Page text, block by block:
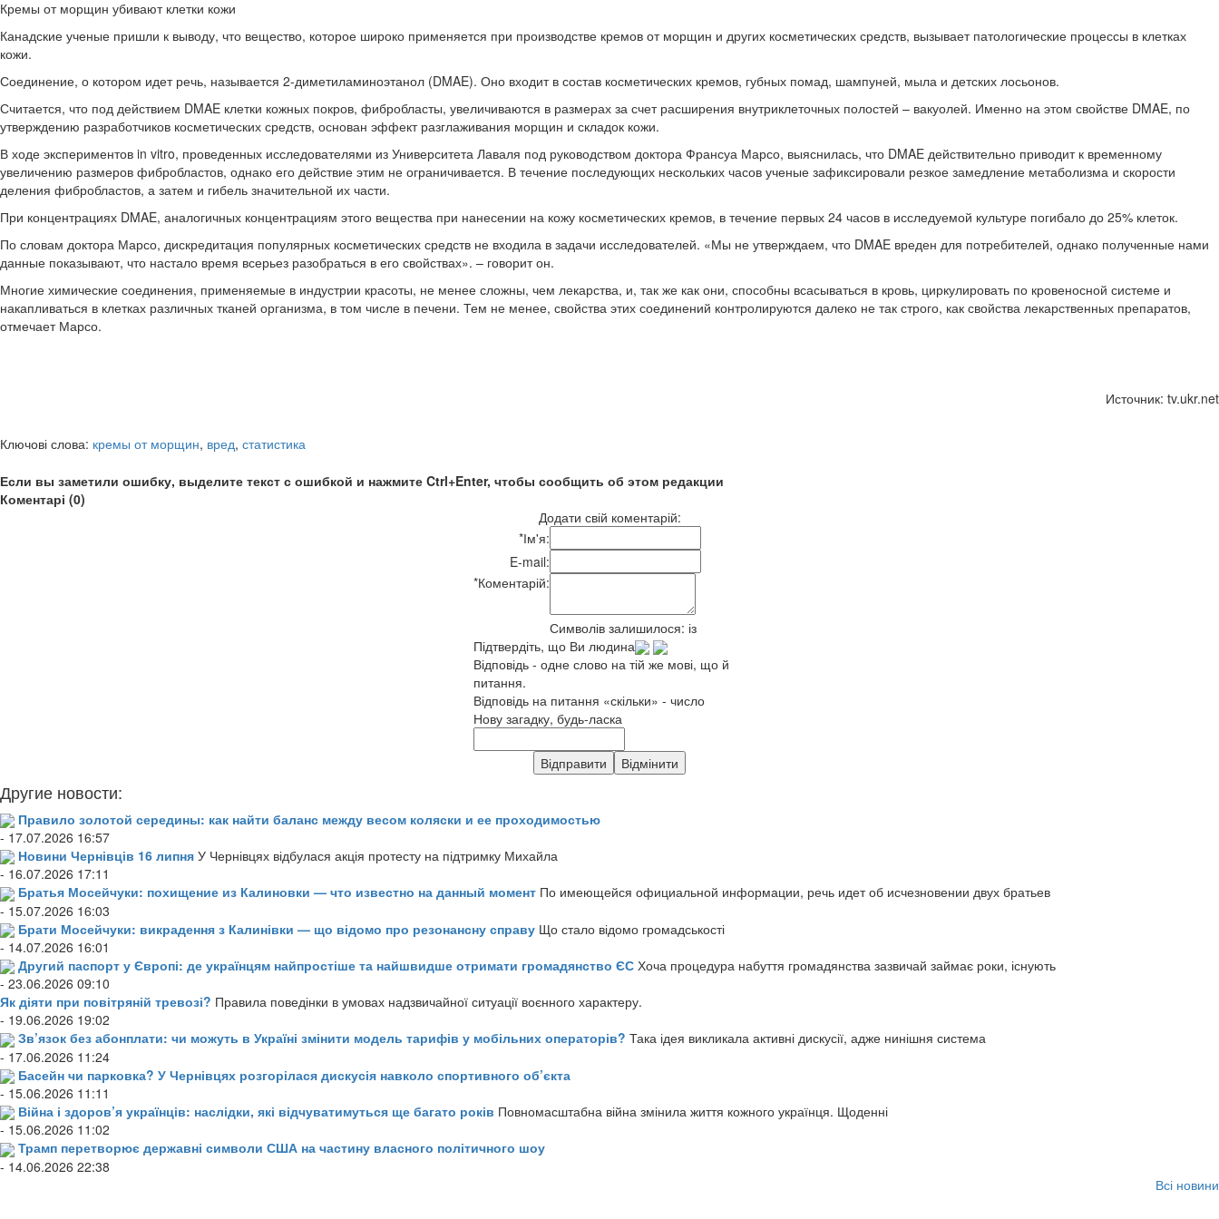
Кремы от морщин убивают клетки кожи
Канадские ученые пришли к выводу, что вещество, которое широко применяется при производстве кремов от морщин и других косметических средств, вызывает патологические процессы в клетках
кожи.
Соединение, о котором идет речь, называется 2-диметиламиноэтанол (DMAE). Оно входит в состав косметических кремов, губных помад, шампуней, мыла и детских лосьонов.
Считается, что под действием DMAE клетки кожных покров, фибробласты, увеличиваются в размерах за счет расширения внутриклеточных полостей – вакуолей. Именно на этом свойстве DMAE, по
утверждению разработчиков косметических средств, основан эффект разглаживания морщин и складок кожи.
В ходе экспериментов in vitro, проведенных исследователями из Университета Лаваля под руководством доктора Франсуа Марсо, выяснилась, что DMAE действительно приводит к временному
увеличению размеров фибробластов, однако его действие этим не ограничивается. В течение последующих нескольких часов ученые зафиксировали резкое замедление метаболизма и скорости
деления фибробластов, а затем и гибель значительной их части.
При концентрациях DMAE, аналогичных концентрациям этого вещества при нанесении на кожу косметических кремов, в течение первых 24 часов в исследуемой культуре погибало до 25% клеток.
По словам доктора Марсо, дискредитация популярных косметических средств не входила в задачи исследователей. «Мы не утверждаем, что DMAE вреден для потребителей, однако полученные нами
данные показывают, что настало время всерьез разобраться в его свойствах». – говорит он.
Многие химические соединения, применяемые в индустрии красоты, не менее сложны, чем лекарства, и, так же как они, способны всасываться в кровь, циркулировать по кровеносной системе и
накапливаться в клетках различных тканей организма, в том числе в печени. Тем не менее, свойства этих соединений контролируются далеко не так строго, как свойства лекарственных препаратов,
отмечает Марсо.
Источник: tv.ukr.net
Ключові слова: кремы от морщин, вред, статистика
Если вы заметили ошибку, выделите текст с ошибкой и нажмите Ctrl+Enter, чтобы сообщить об этом редакции
Коментарі (0)
Додати свій коментарій:
*Ім'я:
E-mail:
*Коментарій:
Символів залишилося: із
Підтвердіть, що Ви людина
Відповідь - одне слово на тій же мові, що й
питання.
Відповідь на питання «скільки» - число
Нову загадку, будь-ласка
Другие новости:
Правило золотой середины: как найти баланс между весом коляски и ее проходимостью
- 17.07.2026 16:57
Новини Чернівців 16 липня У Чернівцях відбулася акція протесту на підтримку Михайла
- 16.07.2026 17:11
Братья Мосейчуки: похищение из Калиновки — что известно на данный момент По имеющейся официальной информации, речь идет об исчезновении двух братьев
- 15.07.2026 16:03
Брати Мосейчуки: викрадення з Калинівки — що відомо про резонансну справу Що стало відомо громадськості
- 14.07.2026 16:01
Другий паспорт у Європі: де українцям найпростіше та найшвидше отримати громадянство ЄС Хоча процедура набуття громадянства зазвичай займає роки, існують
- 23.06.2026 09:10
Як діяти при повітряній тревозі? Правила поведінки в умовах надзвичайної ситуації воєнного характеру.
- 19.06.2026 19:02
Зв’язок без абонплати: чи можуть в Україні змінити модель тарифів у мобільних операторів? Така ідея викликала активні дискусії, адже нинішня система
- 17.06.2026 11:24
Басейн чи парковка? У Чернівцях розгорілася дискусія навколо спортивного об’єкта
- 15.06.2026 11:11
Війна і здоров’я українців: наслідки, які відчуватимуться ще багато років Повномасштабна війна змінила життя кожного українця. Щоденні
- 15.06.2026 11:02
Трамп перетворює державні символи США на частину власного політичного шоу
- 14.06.2026 22:38
Всі новини